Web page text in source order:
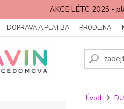
AKCE LÉTO 2026 -
DOPRAVA A PLATBA PRODEJNA
Úvod